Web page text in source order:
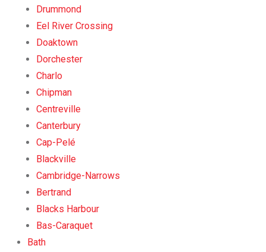
Drummond
Eel River Crossing
Doaktown
Dorchester
Charlo
Chipman
Centreville
Canterbury
Cap-Pelé
Blackville
Cambridge-Narrows
Bertrand
Blacks Harbour
Bas-Caraquet
Bath